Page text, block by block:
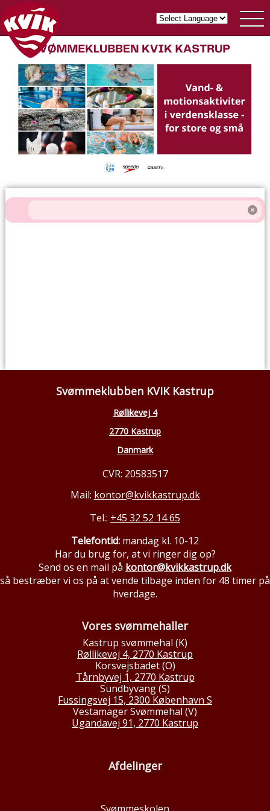
Svømmeklubben KVIK Kastrup
Røllikevej 4
2770 Kastrup
Danmark
CVR: 20583517
Mail: kontor@kvikkastrup.dk
Tel.: +45 32 52 14 65
Telefontid: mandag kl. 10-12
Har du brug for, at vi ringer dig op?
Send os en mail på kontor@kvikkastrup.dk
så bestræber vi os på at vende tilbage inden for 48 timer på
hverdage.
Vores svømmehaller
Kastrup svømmehal (K)
Røllikevej 4, 2770 Kastrup
Korsvejsbadet (O)
Tårnbyvej 1, 2770 Kastrup
Sundbyvang (S)
Fussingsvej 15, 2300 København S
Vestamager Svømmehal (V)
Ugandavej 91, 2770 Kastrup
Afdelinger